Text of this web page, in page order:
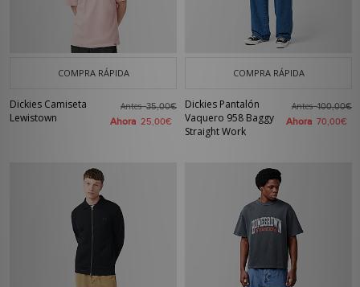
COMPRA RÁPIDA
Dickies Camiseta
Lewistown
Antes35,00€
Ahora 25,00€
COMPRA RÁPIDA
Dickies Pantalón
Vaquero 958 Baggy
Straight Work
Antes100,00€
Ahora 70,00€